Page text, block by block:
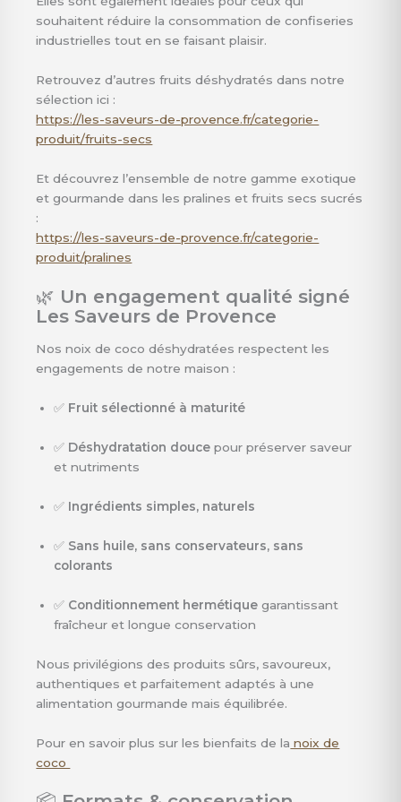
souhaitent réduire la consommation de confiseries
industrielles tout en se faisant plaisir.
Retrouvez d’autres fruits déshydratés dans notre
sélection ici :
https://les-saveurs-de-provence.fr/categorie-
produit/fruits-secs
Et découvrez l’ensemble de notre gamme exotique
et gourmande dans les pralines et fruits secs sucrés
:
https://les-saveurs-de-provence.fr/categorie-
produit/pralines
🌿 Un engagement qualité signé
Les Saveurs de Provence
Nos noix de coco déshydratées respectent les
engagements de notre maison :
✅ Fruit sélectionné à maturité
✅ Déshydratation douce pour préserver saveur
et nutriments
✅ Ingrédients simples, naturels
✅ Sans huile, sans conservateurs, sans
colorants
✅ Conditionnement hermétique garantissant
fraîcheur et longue conservation
Nous privilégions des produits sûrs, savoureux,
authentiques et parfaitement adaptés à une
alimentation gourmande mais équilibrée.
Pour en savoir plus sur les bienfaits de la noix de
coco